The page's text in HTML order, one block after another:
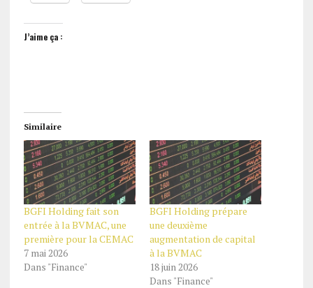
J’aime ça :
Similaire
BGFI Holding fait son
entrée à la BVMAC, une
première pour la CEMAC
7 mai 2026
Dans "Finance"
BGFI Holding prépare
une deuxième
augmentation de capital
à la BVMAC
18 juin 2026
Dans "Finance"